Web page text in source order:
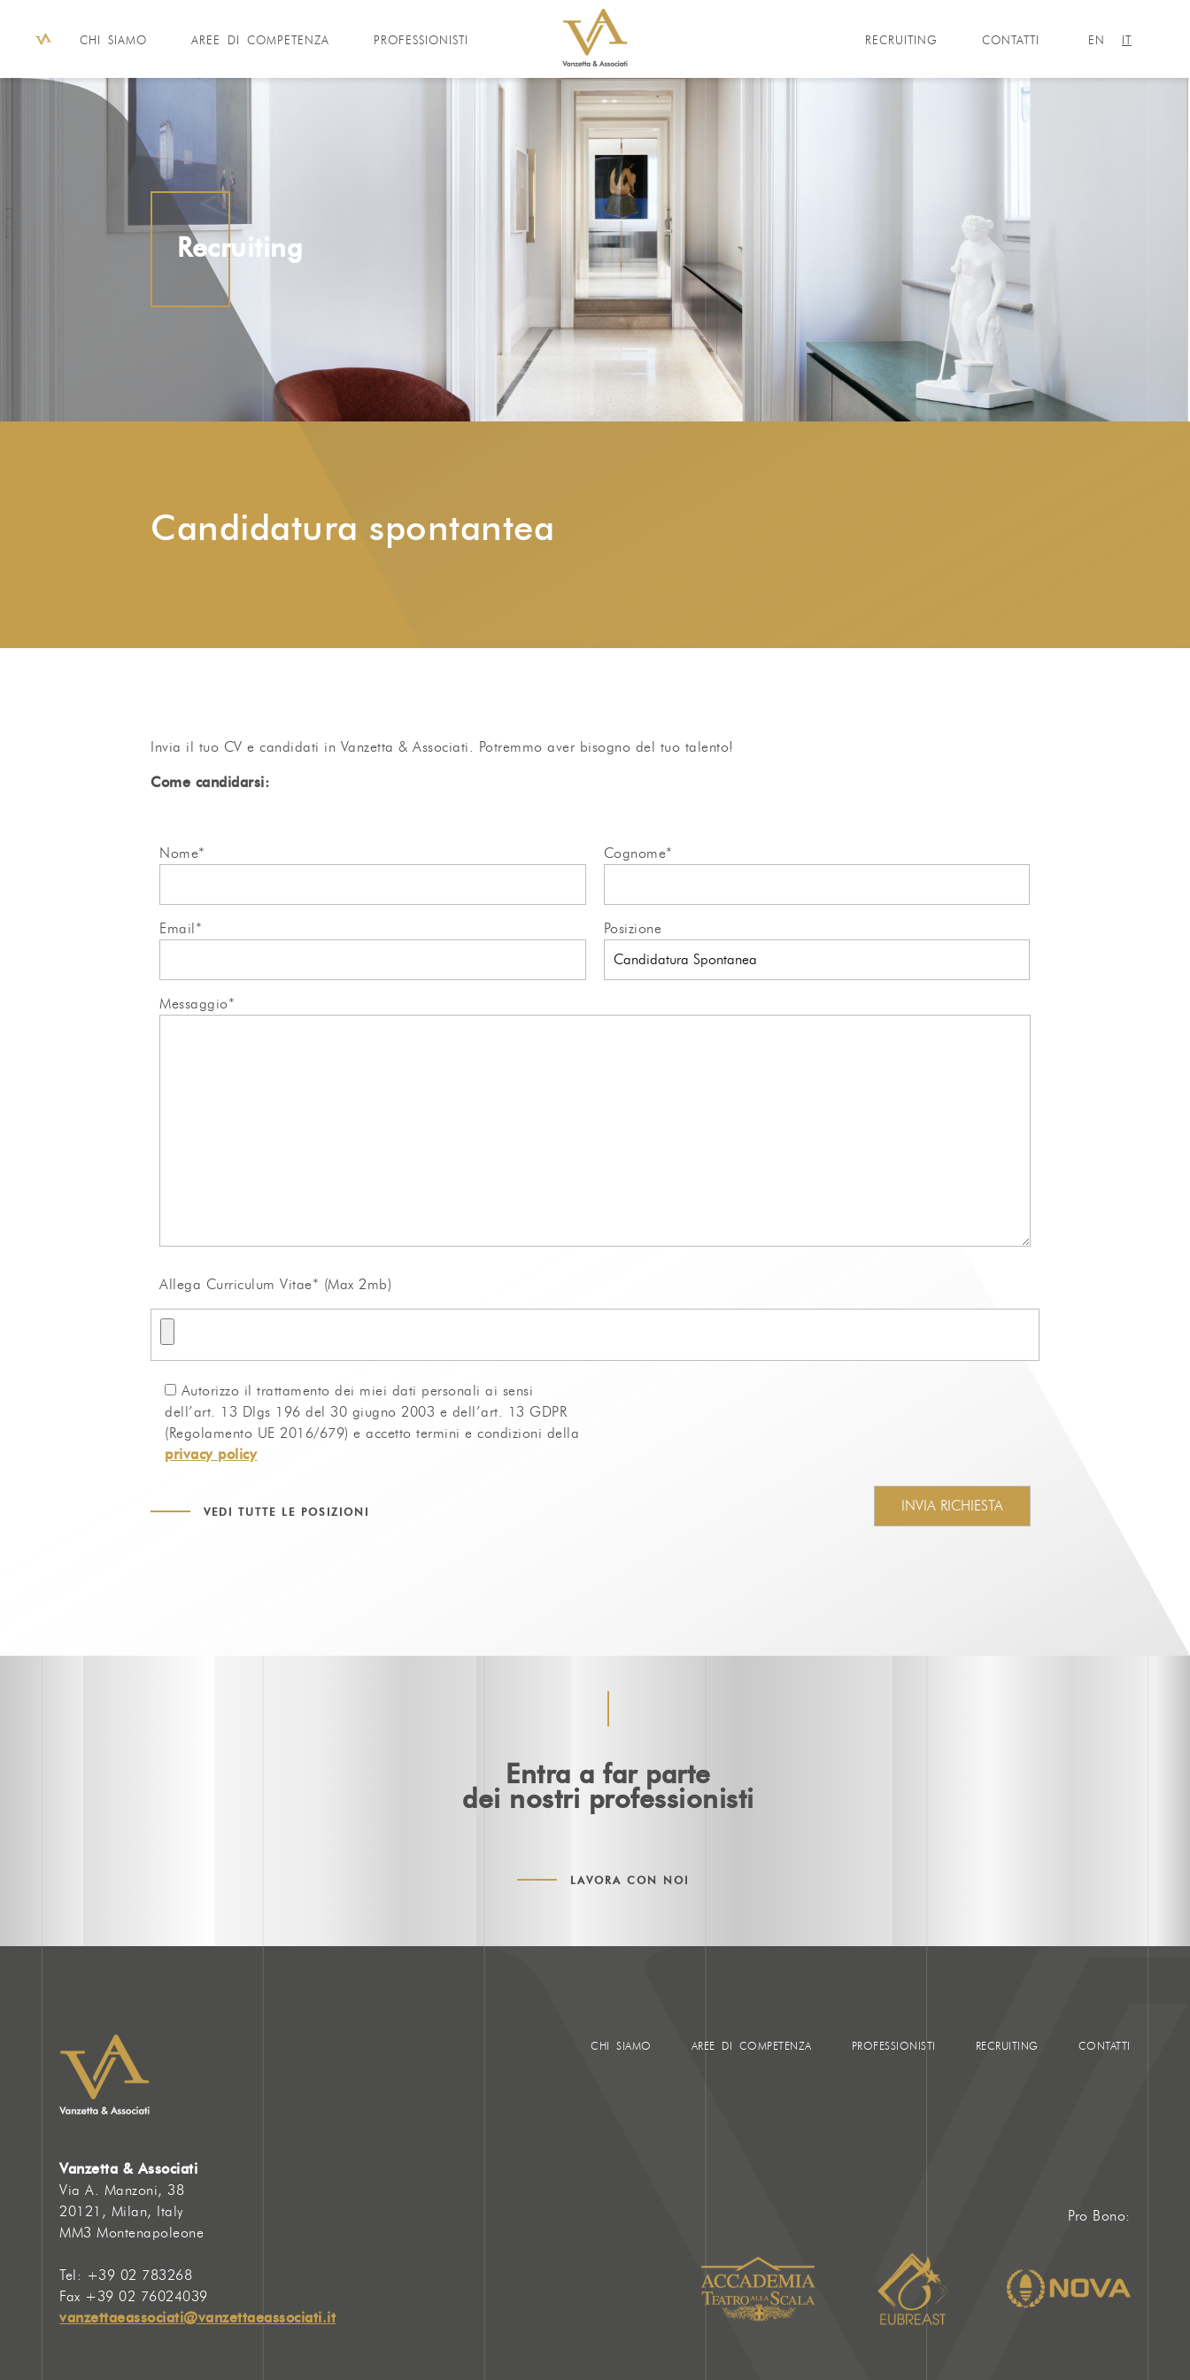
CHI SIAMO AREE DI COMPETENZA PROFESSIONISTI RECRUITING CONTATTI EN IT
Recruiting
Candidatura spontantea
Invia il tuo CV e candidati in Vanzetta & Associati. Potremmo aver bisogno del tuo talento!
Come candidarsi:
Nome* Cognome*
Email* Posizione
Messaggio*
Allega Curriculum Vitae* (Max 2mb)
Autorizzo il trattamento dei miei dati personali ai sensi
dell’art. 13 Dlgs 196 del 30 giugno 2003 e dell’art. 13 GDPR
(Regolamento UE 2016/679) e accetto termini e condizioni della
privacy policy
VEDI TUTTE LE POSIZIONI
Entra a far parte
dei nostri professionisti
LAVORA CON NOI
Vanzetta & Associati
Via A. Manzoni, 38
20121, Milan, Italy
MM3 Montenapoleone
Tel: +39 02 783268
Fax +39 02 76024039
vanzettaeassociati@vanzettaeassociati.it
CHI SIAMO AREE DI COMPETENZA PROFESSIONISTI RECRUITING CONTATTI
Pro Bono: